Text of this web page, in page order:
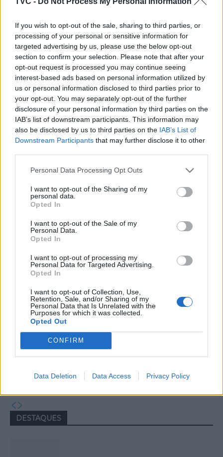
If you wish to opt-out of the sale, sharing to third parties, or
processing of your personal or sensitive information for
targeted advertising by us, please use the below opt-out
section to confirm your selection. Please note that after your
opt-out request is processed you may continue seeing
interest-based ads based on personal information utilized by
us or personal information disclosed to third parties prior to
your opt-out. You may separately opt-out of the further
disclosure of your personal information by third parties on the
IAB’s list of downstream participants. This information may
also be disclosed by us to third parties on the IAB’s List of
Downstream Participants that may further disclose it to other
Personal Data Processing Opt Outs
I want to opt-out of the Sharing of my
personal data.
Opted In
I want to opt-out of the Sale of my
Personal Data.
Opted In
I want to opt-out of processing my
Personal Data for Targeted Advertising.
Opted In
I want to opt-out of Collection, Use,
Retention, Sale, and/or Sharing of my
Personal Data that Is Unrelated with the
Purposes for which it was collected.
Opted Out
CONFIRM
Data Deletion Data Access Privacy Policy
Deputados do PSD saúdam Banda
Sinfónica da ARMAB pelo 1º lugar no
certame internacional de Valência
Capacita Jovem de Poiares aproxima
jovens ao mundo do trabalho
Colheita de sangue regressa ao
DESTAQUES